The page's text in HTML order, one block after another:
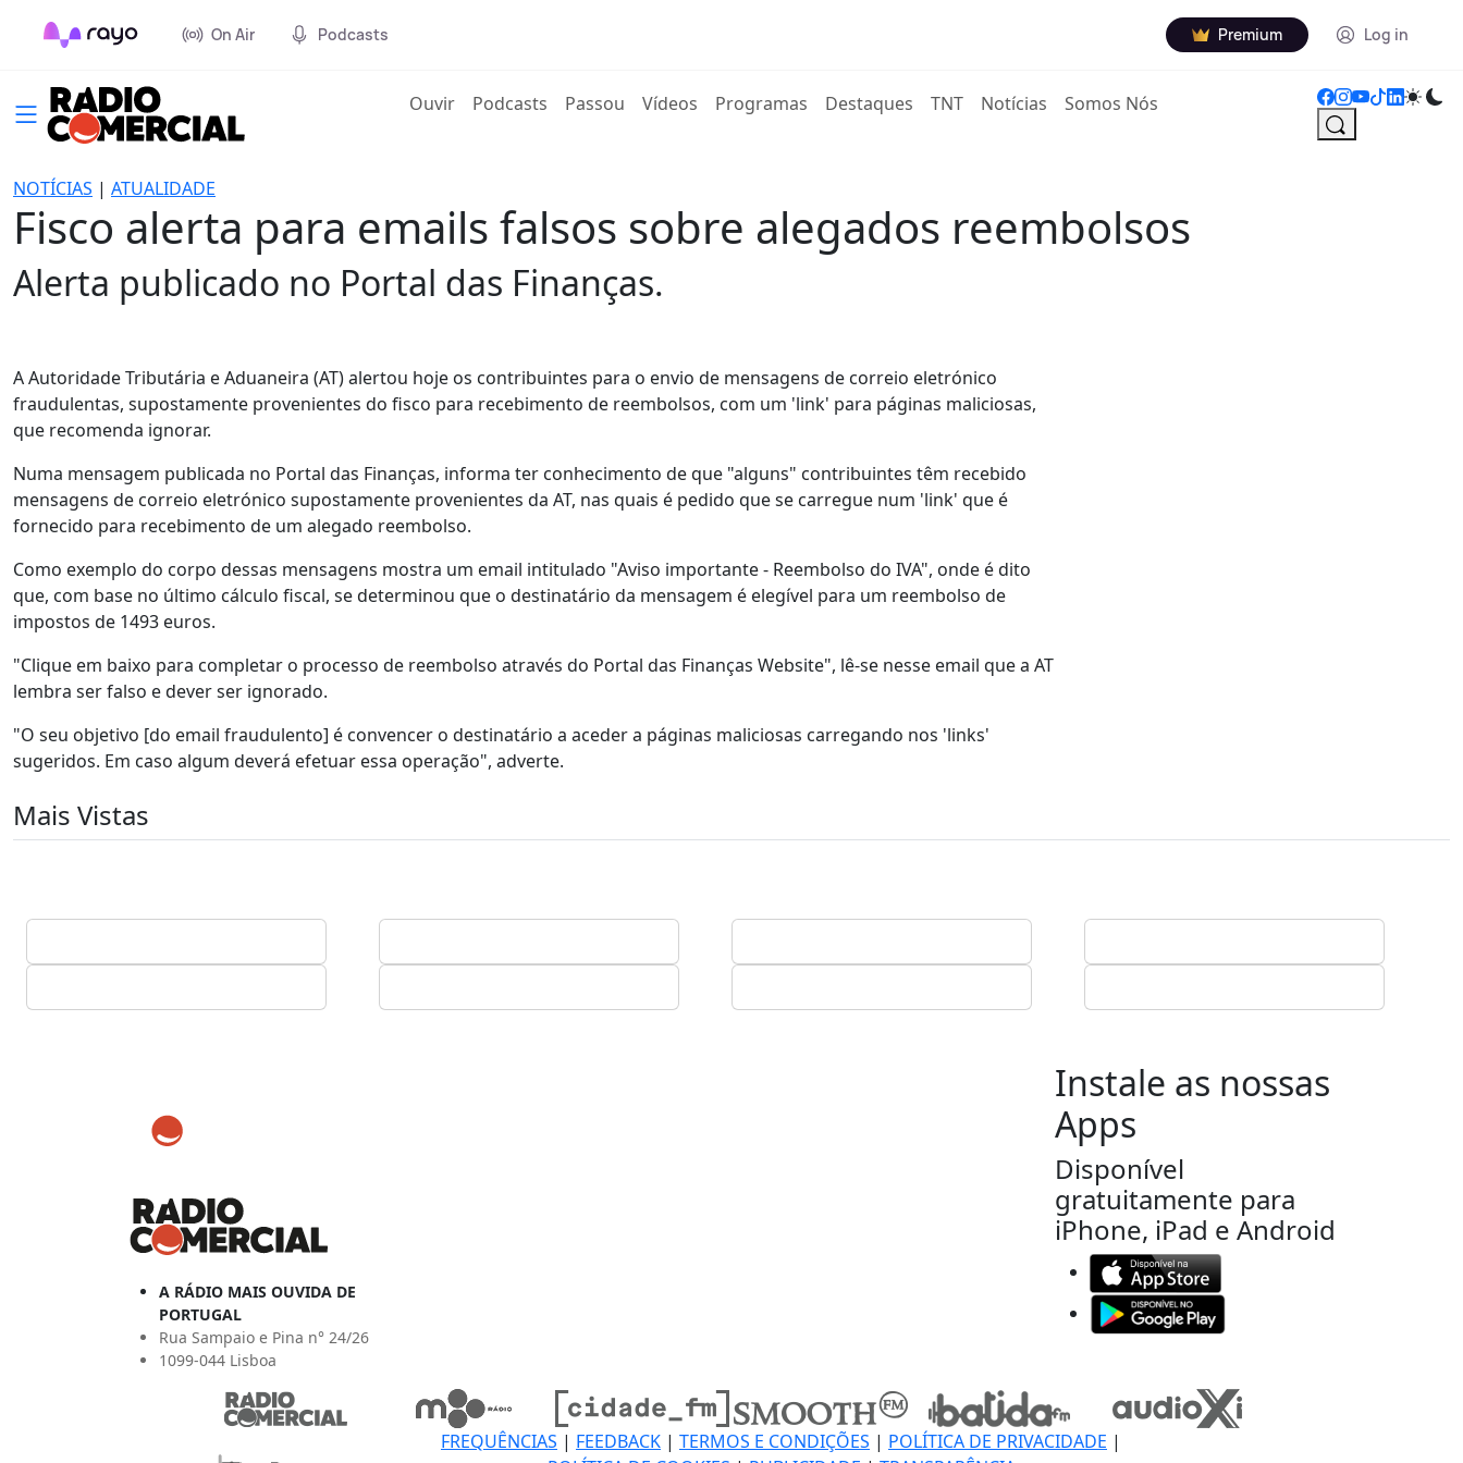
On Air Podcasts Premium Log in
Ouvir(current)
Podcasts Passou Vídeos Programas Destaques TNT Notícias Somos Nós
NOTÍCIAS | ATUALIDADE
Fisco alerta para emails falsos sobre alegados reembolsos
Alerta publicado no Portal das Finanças.
A Autoridade Tributária e Aduaneira (AT) alertou hoje os contribuintes para o envio de mensagens de correio eletrónico
fraudulentas, supostamente provenientes do fisco para recebimento de reembolsos, com um 'link' para páginas maliciosas,
que recomenda ignorar.
Numa mensagem publicada no Portal das Finanças, informa ter conhecimento de que "alguns" contribuintes têm recebido
mensagens de correio eletrónico supostamente provenientes da AT, nas quais é pedido que se carregue num 'link' que é
fornecido para recebimento de um alegado reembolso.
Como exemplo do corpo dessas mensagens mostra um email intitulado "Aviso importante - Reembolso do IVA", onde é dito
que, com base no último cálculo fiscal, se determinou que o destinatário da mensagem é elegível para um reembolso de
impostos de 1493 euros.
"Clique em baixo para completar o processo de reembolso através do Portal das Finanças Website", lê-se nesse email que a AT
lembra ser falso e dever ser ignorado.
"O seu objetivo [do email fraudulento] é convencer o destinatário a aceder a páginas maliciosas carregando nos 'links'
sugeridos. Em caso algum deverá efetuar essa operação", adverte.
Mais Vistas
A RÁDIO MAIS OUVIDA DE
PORTUGAL
Rua Sampaio e Pina n° 24/26
1099-044 Lisboa
Instale as nossas
Apps
Disponível
gratuitamente para
iPhone, iPad e Android
FREQUÊNCIAS | FEEDBACK | TERMOS E CONDIÇÕES | POLÍTICA DE PRIVACIDADE |